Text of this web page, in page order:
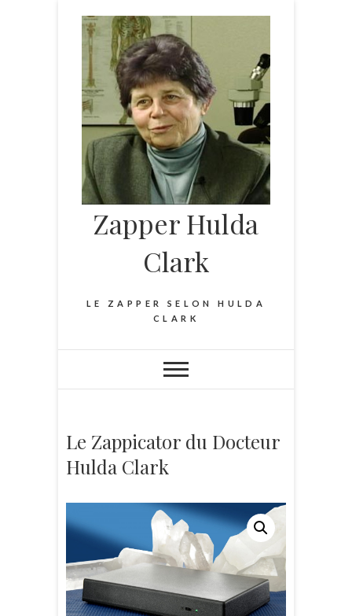
content
Zapper Hulda
Clark
LE ZAPPER SELON HULDA
CLARK
Le Zappicator du Docteur
Hulda Clark